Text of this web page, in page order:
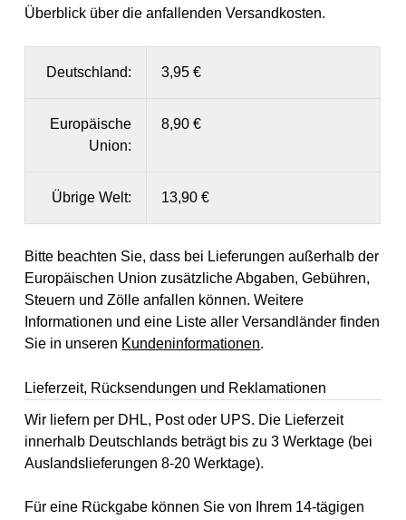
Überblick über die anfallenden Versandkosten.
Deutschland: 3,95 €
Europäische
Union:
8,90 €
Übrige Welt: 13,90 €
Bitte beachten Sie, dass bei Lieferungen außerhalb der
Europäischen Union zusätzliche Abgaben, Gebühren,
Steuern und Zölle anfallen können. Weitere
Informationen und eine Liste aller Versandländer finden
Sie in unseren Kundeninformationen.
Lieferzeit, Rücksendungen und Reklamationen
Wir liefern per DHL, Post oder UPS. Die Lieferzeit
innerhalb Deutschlands beträgt bis zu 3 Werktage (bei
Auslandslieferungen 8-20 Werktage).
Für eine Rückgabe können Sie von Ihrem 14-tägigen